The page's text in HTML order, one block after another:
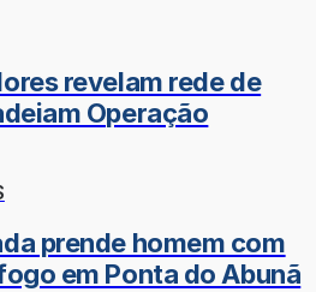
revelam rede de
Operação
prende homem com
em Ponta do Abunã